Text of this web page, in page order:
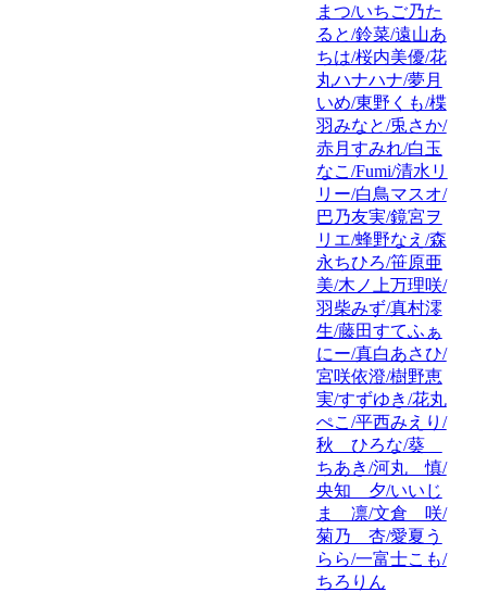
まつ/いちご乃た
ると/鈴菜/遠山あ
ちは/桜内美優/花
丸ハナハナ/夢月
いめ/東野くも/楪
羽みなと/兎さか/
赤月すみれ/白玉
なこ/Fumi/清水リ
リー/白鳥マスオ/
巴乃友実/鏡宮ヲ
リエ/蜂野なえ/森
永ちひろ/笹原亜
美/木ノ上万理咲/
羽柴みず/真村澪
生/藤田すてふぁ
にー/真白あさひ/
宮咲依澄/樹野恵
実/すずゆき/花丸
ぺこ/平西みえり/
秋 ひろな/葵
ちあき/河丸 慎/
央知 夕/いいじ
ま 凛/文倉 咲/
菊乃 杏/愛夏う
らら/一富士こも/
ちろりん